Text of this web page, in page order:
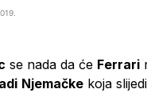
se nada da će Ferrari
Njemačke koja